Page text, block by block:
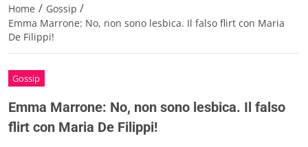
Home / Gossip /
Emma Marrone: No, non sono lesbica. Il falso flirt con Maria
De Filippi!
Gossip
Emma Marrone: No, non sono lesbica. Il falso
flirt con Maria De Filippi!